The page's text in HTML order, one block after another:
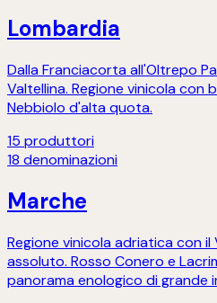
Lombardia
Dalla Franciacorta all'Oltrepo
Valtellina. Regione vinicola con
Nebbiolo d'alta quota.
15 produttori
18 denominazioni
Marche
Regione vinicola adriatica con
assoluto. Rosso Conero e
panorama enologico di grande